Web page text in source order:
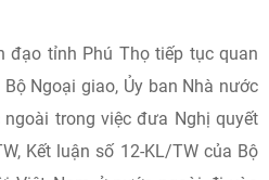
đạo tỉnh Phú Thọ tiếp tục quan
Ngoại giao, Ủy ban Nhà nước
trong việc đưa Nghị quyết
Kết luận số 12-KL/TW của Bộ